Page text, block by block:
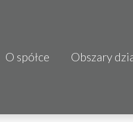
O spółce Obszary
CDI KB Sp.